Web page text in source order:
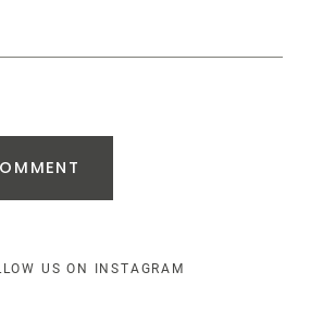
US ON INSTAGRAM